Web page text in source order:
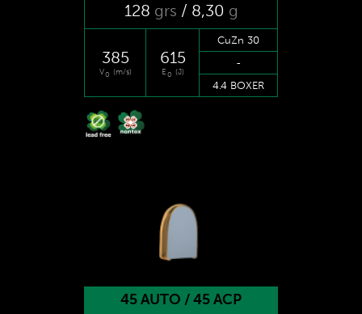
128 grs / 8,30 g
385
V0 (m/s)
615
E0 (J)
CuZn 30
-
4.4 BOXER
45 AUTO / 45 ACP